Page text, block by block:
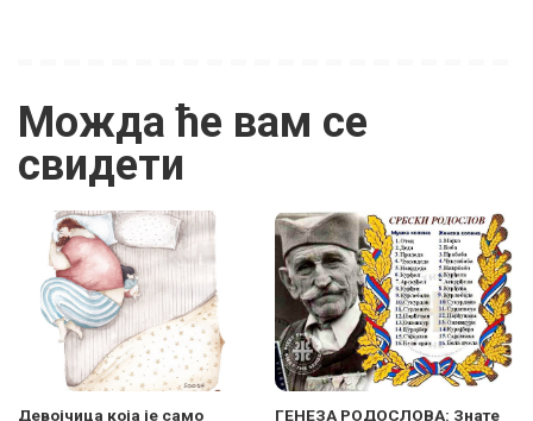
Можда ће вам се
свидети
Девојчица која је само
ГЕНЕЗА РОДОСЛОВА: Знате